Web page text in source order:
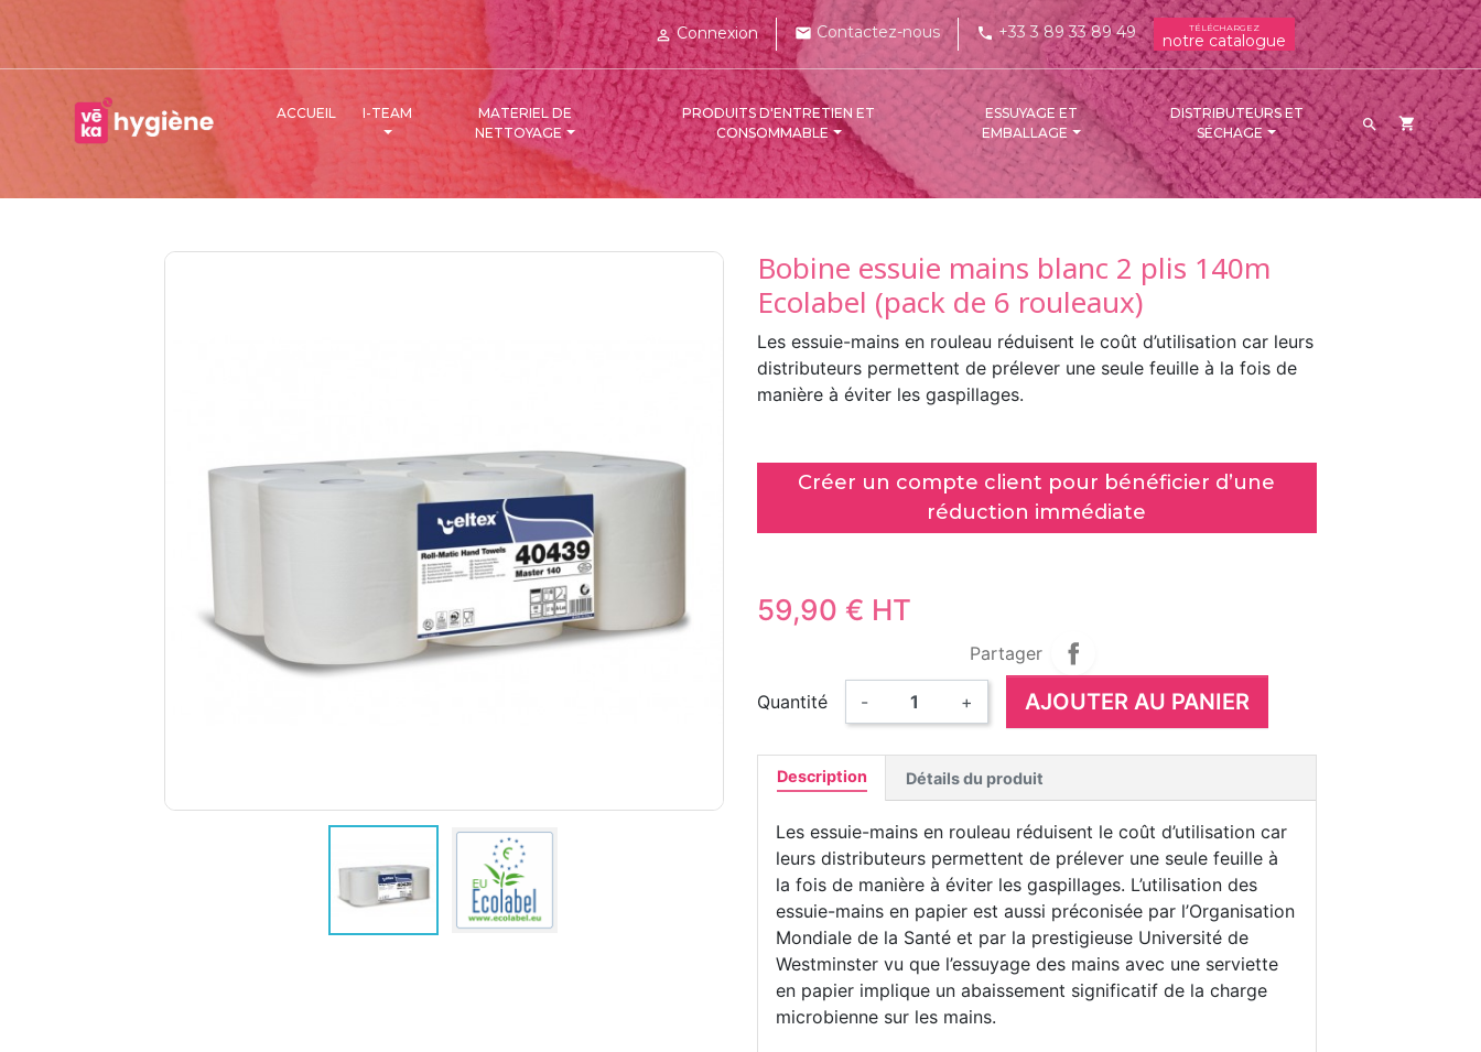
 Connexion mailContactez-nous phone +33 3 89 33 89 49 TÉLÉCHARGEZ
notre catalogue
ACCUEIL I-TEAM
MATERIEL DE
NETTOYAGE
PRODUITS D'ENTRETIEN ET
CONSOMMABLE
ESSUYAGE ET
EMBALLAGE
DISTRIBUTEURS ET
SÉCHAGE
 shopping_cart
Bobine essuie mains blanc 2 plis 140m
Ecolabel (pack de 6 rouleaux)
Les essuie-mains en rouleau réduisent le coût d’utilisation car leurs
distributeurs permettent de prélever une seule feuille à la fois de
manière à éviter les gaspillages.
Créer un compte client pour bénéficier d’une
réduction immédiate
59,90 € HT
Partager
Quantité - + AJOUTER AU PANIER
Description Détails du produit
Les essuie-mains en rouleau réduisent le coût d’utilisation car
leurs distributeurs permettent de prélever une seule feuille à
la fois de manière à éviter les gaspillages. L’utilisation des
essuie-mains en papier est aussi préconisée par l’Organisation
Mondiale de la Santé et par la prestigieuse Université de
Westminster vu que l’essuyage des mains avec une serviette
en papier implique un abaissement significatif de la charge
microbienne sur les mains.